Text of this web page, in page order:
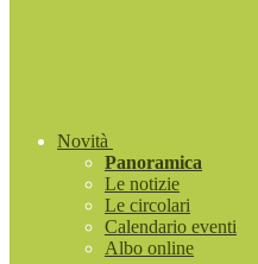
Novità
Panoramica
Le notizie
Le circolari
Calendario eventi
Albo online